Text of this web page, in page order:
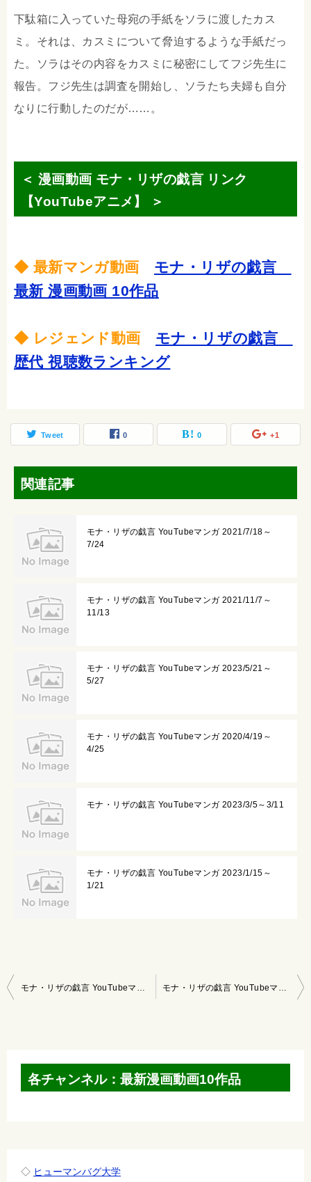
下駄箱に入っていた母宛の手紙をソラに渡したカス
ミ。それは、カスミについて脅迫するような手紙だっ
た。ソラはその内容をカスミに秘密にしてフジ先生に
報告。フジ先生は調査を開始し、ソラたち夫婦も自分
なりに行動したのだが……。
＜ 漫画動画 モナ・リザの戯言 リンク
【YouTubeアニメ】 ＞
◆ 最新マンガ動画 モナ・リザの戯言
最新 漫画動画 10作品
◆ レジェンド動画 モナ・リザの戯言
歴代 視聴数ランキング
Tweet 0 0 +1
関連記事
モナ・リザの戯言 YouTubeマンガ 2021/7/18～
7/24
モナ・リザの戯言 YouTubeマンガ 2021/11/7～
11/13
モナ・リザの戯言 YouTubeマンガ 2023/5/21～
5/27
モナ・リザの戯言 YouTubeマンガ 2020/4/19～
4/25
モナ・リザの戯言 YouTubeマンガ 2023/3/5～3/11
モナ・リザの戯言 YouTubeマンガ 2023/1/15～
1/21
投
各チャンネル：最新漫画動画10作品
◇ ヒューマンバグ大学